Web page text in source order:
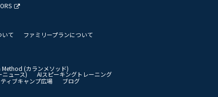
いて ファミリープランについて
Method (カランメソッド)
ニュース)
AIスピーキングトレーニング
ィブキャンプ広場 ブログ